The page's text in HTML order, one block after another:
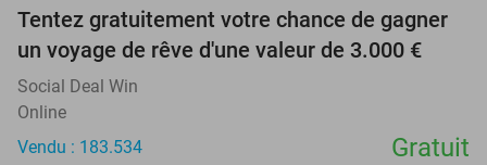
Tentez gratuitement votre chance de gagner
un voyage de rêve d'une valeur de 3.000 €
Social Deal Win
Online
Vendu : 183.534
Gratuit